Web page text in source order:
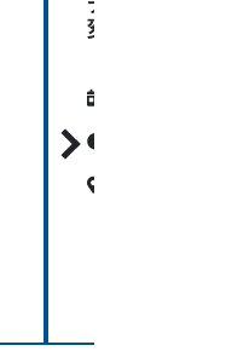
変化に対処す